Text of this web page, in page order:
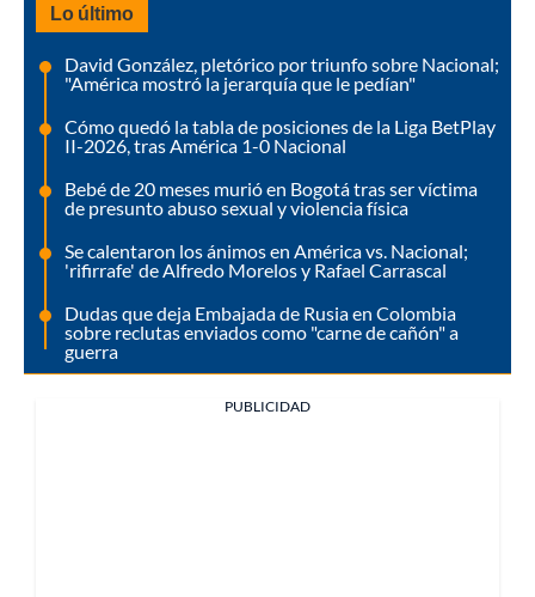
Lo último
David González, pletórico por triunfo sobre Nacional;
"América mostró la jerarquía que le pedían"
Cómo quedó la tabla de posiciones de la Liga BetPlay
II-2026, tras América 1-0 Nacional
Bebé de 20 meses murió en Bogotá tras ser víctima
de presunto abuso sexual y violencia física
Se calentaron los ánimos en América vs. Nacional;
'rifirrafe' de Alfredo Morelos y Rafael Carrascal
Dudas que deja Embajada de Rusia en Colombia
sobre reclutas enviados como "carne de cañón" a
guerra
PUBLICIDAD